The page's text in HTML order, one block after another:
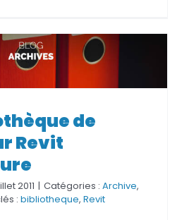
de Velux pour
Architecture
de
Revit
2011 | Catégories : Archive,
: bibliotheque, Revit